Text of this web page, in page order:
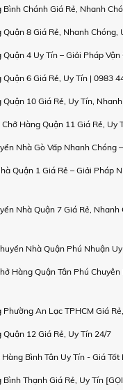
Bình Chánh Giá Rẻ, Nhanh
Quận 8 Giá Rẻ, Nhanh Chóng,
Quận 4 Uy Tín – Giải Pháp
Quận 6 Giá Rẻ, Uy Tín | 0983
Quận 10 Giá Rẻ, Uy Tín,
Hàng Quận 11 Giá Rẻ, Uy
Nhà Gò Vấp Nhanh Chóng
Quận 1 Giá Rẻ – Giải Pháp
Nhà Quận 7 Giá Rẻ, Nhanh
Nhà Quận Phú Nhuận
Hàng Quận Tân Phú Chuyên
Phường An Lạc TPHCM Giá
Quận 12 Giá Rẻ, Uy Tín 24/7
Hàng Bình Tân Uy Tín - Giá
Bình Thạnh Giá Rẻ, Uy Tín